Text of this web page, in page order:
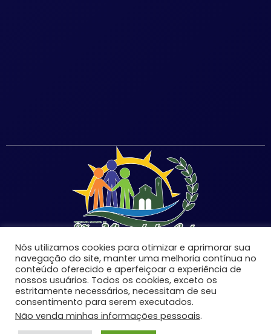
©Copyright 2026 | Prefeitura Municipal de São Miguel
do Anta-MG | Todos os direitos reservados.
Desenvolvido por:
Nós utilizamos cookies para otimizar e aprimorar sua
navegação do site, manter uma melhoria contínua no
conteúdo oferecido e aperfeiçoar a experiência de
nossos usuários. Todos os cookies, exceto os
estritamente necessários, necessitam de seu
consentimento para serem executados.
Não venda minhas informações pessoais.